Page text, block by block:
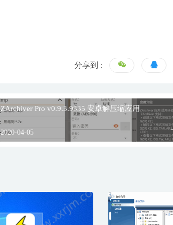
分享到 :
ZArchiver Pro v0.9.3.9335 安卓解压缩应用
2020-04-05